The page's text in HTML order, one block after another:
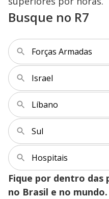
i
d
Busque no R7
Forças Armadas
Israel
Líbano
Sul
Hospitais
Fique por dentro das
no Brasil e no mundo.